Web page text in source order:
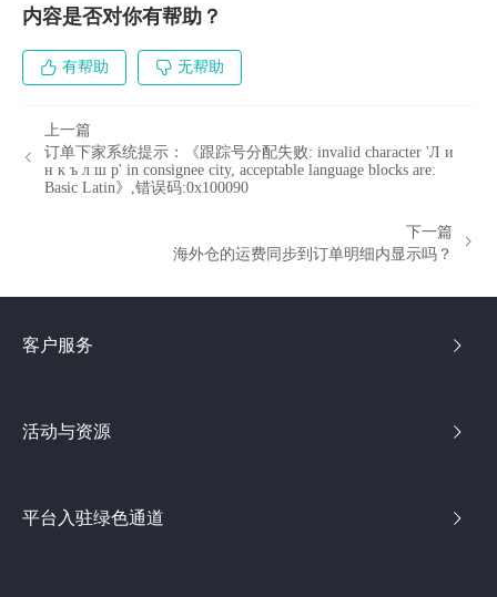
内容是否对你有帮助？
有帮助 无帮助
上一篇
订单下家系统提示：《跟踪号分配失败: invalid character 'Л и
н к ъ л ш р' in consignee city, acceptable language blocks are:
Basic Latin》,错误码:0x100090
下一篇
海外仓的运费同步到订单明细内显示吗？
客户服务
活动与资源
平台入驻绿色通道